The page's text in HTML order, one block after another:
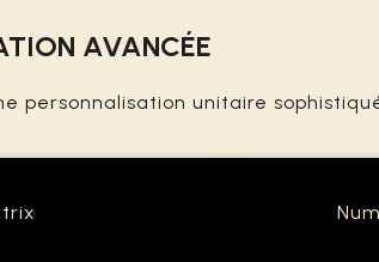
AVANCÉE
personnalisation unitaire